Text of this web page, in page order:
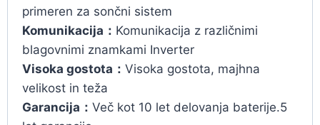
primeren za sončni sistem
Komunikacija： Komunikacija z različnimi
blagovnimi znamkami Inverter
Visoka gostota： Visoka gostota, majhna
velikost in teža
Garancija： Več kot 10 let delovanja baterije.5